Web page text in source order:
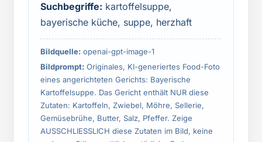
Suchbegriffe: kartoffelsuppe,
bayerische küche, suppe, herzhaft
Bildquelle: openai-gpt-image-1
Bildprompt: Originales, KI-generiertes Food-Foto
eines angerichteten Gerichts: Bayerische
Kartoffelsuppe. Das Gericht enthält NUR diese
Zutaten: Kartoffeln, Zwiebel, Möhre, Sellerie,
Gemüsebrühe, Butter, Salz, Pfeffer. Zeige
AUSSCHLIESSLICH diese Zutaten im Bild, keine